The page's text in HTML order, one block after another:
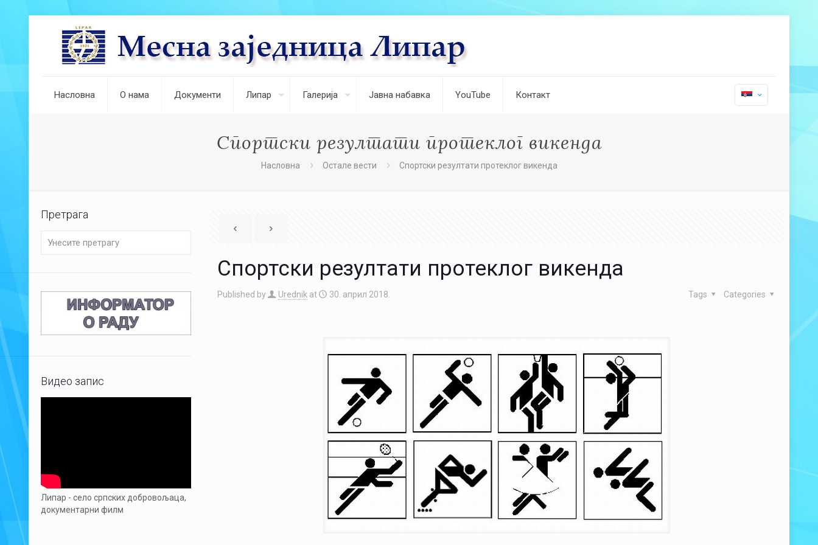
Насловна О нама Документи Липар Галерија Јавна набавка YouTube Контакт
Спортски резултати протеклог викенда
Насловна Остале вести Спортски резултати протеклог викенда
Спортски резултати протеклог викенда
Published by Urednik at 30. април 2018. Categories
Tags
Претрага
Видео запис
Липар - село српских добровољаца,
документарни филм